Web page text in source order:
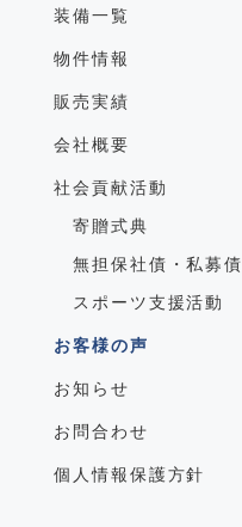
装備一覧
物件情報
販売実績
会社概要
社会貢献活動
寄贈式典
無担保社債・私募債
スポーツ支援活動
お客様の声
お知らせ
お問合わせ
個人情報保護方針